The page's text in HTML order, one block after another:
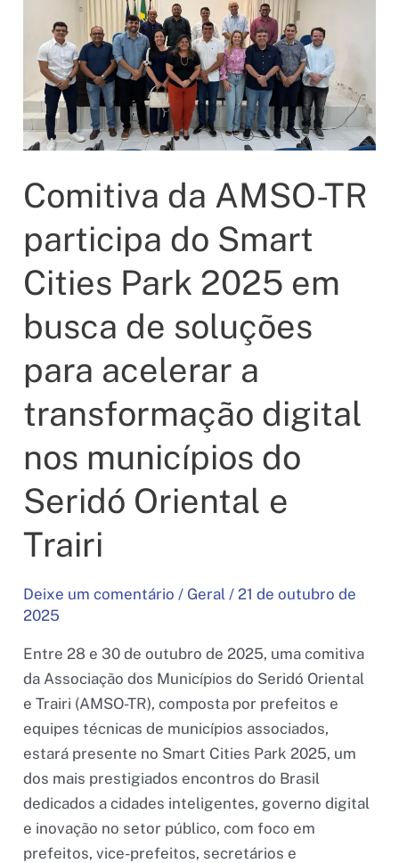
Comitiva da AMSO-TR
participa do Smart
Cities Park 2025 em
busca de soluções
para acelerar a
transformação digital
nos municípios do
Seridó Oriental e
Trairi
Deixe um comentário / Geral / 21 de outubro de
2025
Entre 28 e 30 de outubro de 2025, uma comitiva
da Associação dos Municípios do Seridó Oriental
e Trairi (AMSO-TR), composta por prefeitos e
equipes técnicas de municípios associados,
estará presente no Smart Cities Park 2025, um
dos mais prestigiados encontros do Brasil
dedicados a cidades inteligentes, governo digital
e inovação no setor público, com foco em
prefeitos, vice-prefeitos, secretários e